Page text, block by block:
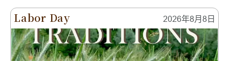
Labor Day 2026年8月8日